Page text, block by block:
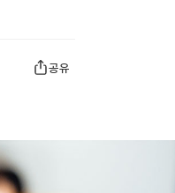
공유